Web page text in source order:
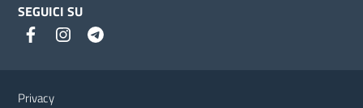
SEGUICI SU
Privacy